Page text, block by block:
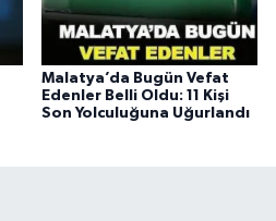
Malatya’da Bugün Vefat
Edenler Belli Oldu: 11 Kişi
Son Yolculuğuna Uğurlandı